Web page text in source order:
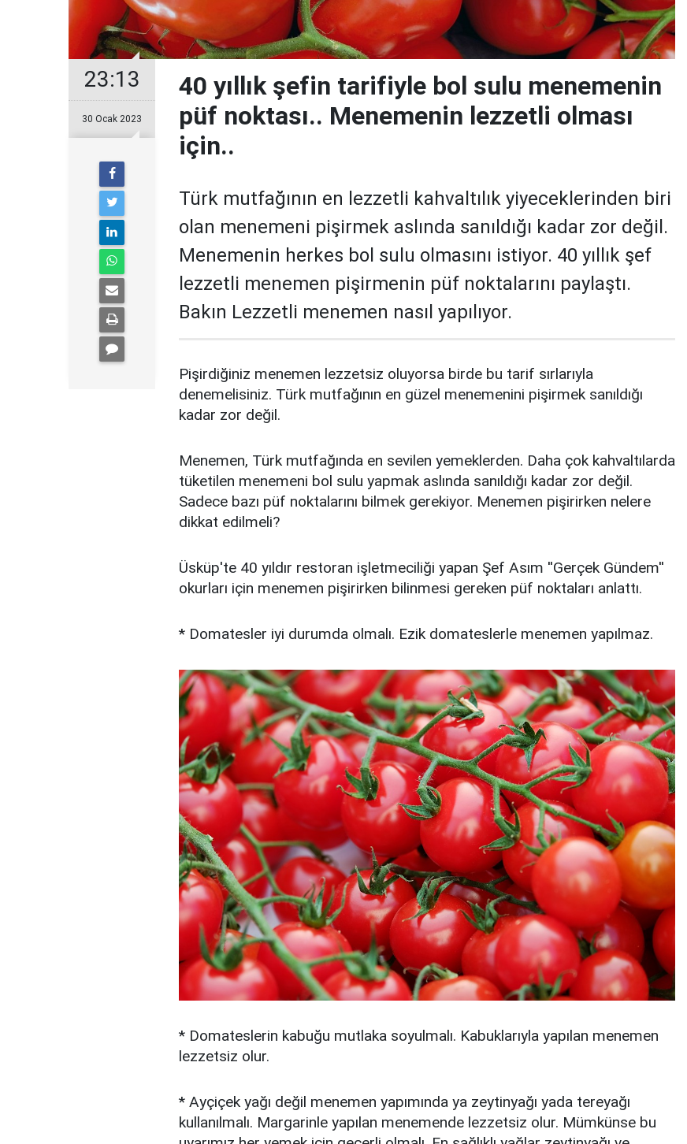
23:13
30 Ocak 2023
40 yıllık şefin tarifiyle bol sulu menemenin
püf noktası.. Menemenin lezzetli olması
için..
Türk mutfağının en lezzetli kahvaltılık yiyeceklerinden biri
olan menemeni pişirmek aslında sanıldığı kadar zor değil.
Menemenin herkes bol sulu olmasını istiyor. 40 yıllık şef
lezzetli menemen pişirmenin püf noktalarını paylaştı.
Bakın Lezzetli menemen nasıl yapılıyor.
Pişirdiğiniz menemen lezzetsiz oluyorsa birde bu tarif sırlarıyla
denemelisiniz. Türk mutfağının en güzel menemenini pişirmek sanıldığı
kadar zor değil.
Menemen, Türk mutfağında en sevilen yemeklerden. Daha çok kahvaltılarda
tüketilen menemeni bol sulu yapmak aslında sanıldığı kadar zor değil.
Sadece bazı püf noktalarını bilmek gerekiyor. Menemen pişirirken nelere
dikkat edilmeli?
Üsküp'te 40 yıldır restoran işletmeciliği yapan Şef Asım ''Gerçek Gündem''
okurları için menemen pişirirken bilinmesi gereken püf noktaları anlattı.
* Domatesler iyi durumda olmalı. Ezik domateslerle menemen yapılmaz.
* Domateslerin kabuğu mutlaka soyulmalı. Kabuklarıyla yapılan menemen
lezzetsiz olur.
* Ayçiçek yağı değil menemen yapımında ya zeytinyağı yada tereyağı
kullanılmalı. Margarinle yapılan menemende lezzetsiz olur. Mümkünse bu